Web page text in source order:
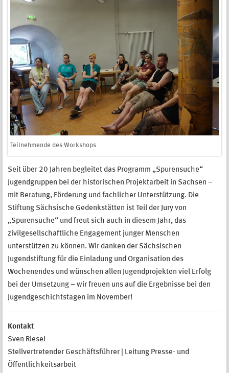
Teilnehmende des Workshops
Seit über 20 Jahren begleitet das Programm „Spurensuche“
Jugendgruppen bei der historischen Projektarbeit in Sachsen –
mit Beratung, Förderung und fachlicher Unterstützung. Die
Stiftung Sächsische Gedenkstätten ist Teil der Jury von
„Spurensuche“ und freut sich auch in diesem Jahr, das
zivilgesellschaftliche Engagement junger Menschen
unterstützen zu können. Wir danken der Sächsischen
Jugendstiftung für die Einladung und Organisation des
Wochenendes und wünschen allen Jugendprojekten viel Erfolg
bei der Umsetzung – wir freuen uns auf die Ergebnisse bei den
Jugendgeschichtstagen im November!
Kontakt
Sven Riesel
Stellvertretender Geschäftsführer | Leitung Presse- und
Öffentlichkeitsarbeit